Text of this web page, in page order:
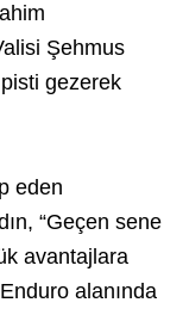
Şehmus
gezerek
eden
“Geçen sene
avantajlara
alanında